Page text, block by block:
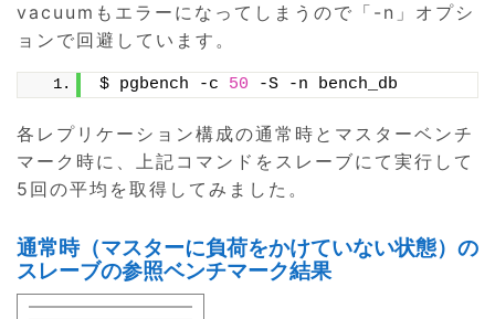
vacuumもエラーになってしまうので「-n」オプシ
ョンで回避しています。
$ pgbench -c 50 -S -n bench_db
各レプリケーション構成の通常時とマスターベンチ
マーク時に、上記コマンドをスレーブにて実行して
5回の平均を取得してみました。
通常時（マスターに負荷をかけていない状態）の
スレーブの参照ベンチマーク結果